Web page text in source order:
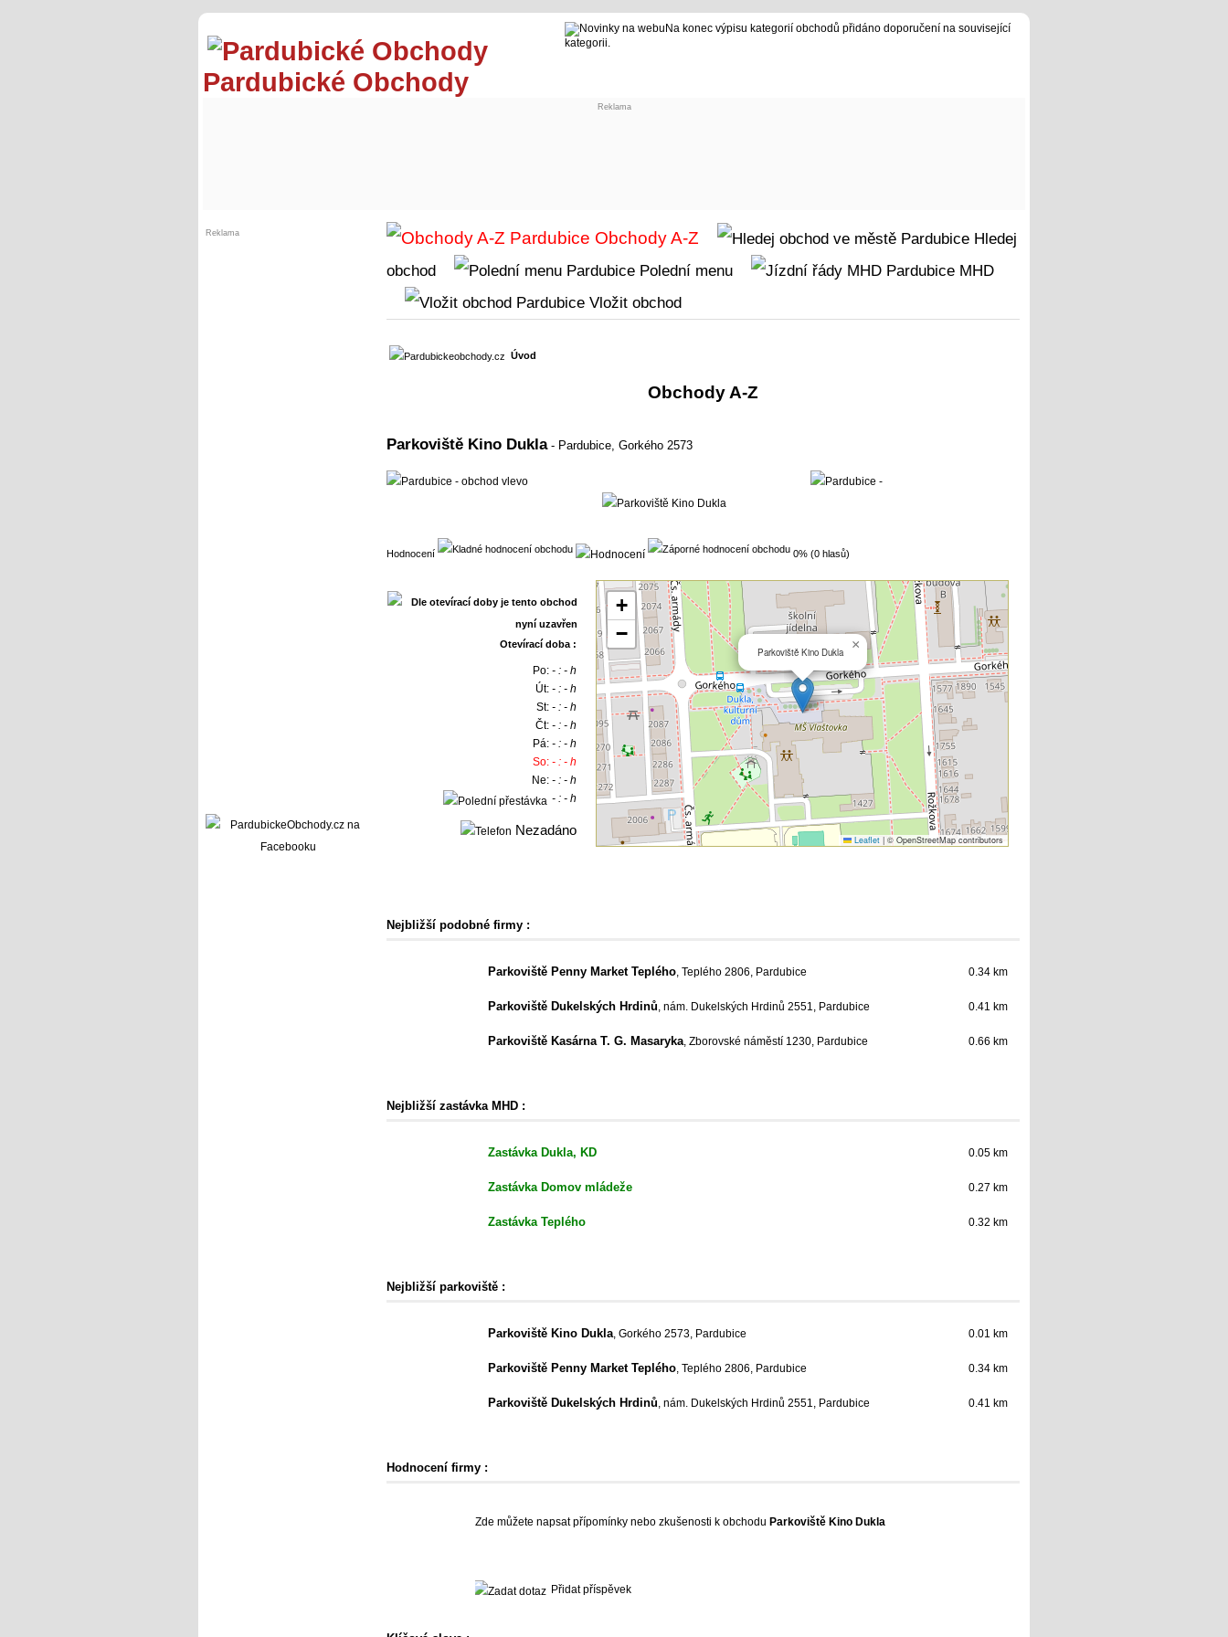
Pardubické Obchody
Na konec výpisu kategorií obchodů přidáno doporučení na související
kategorii.
Reklama
Reklama Obchody A-Z
Hledej
obchod
Polední menu
MHD
Vložit obchod
Úvod
Obchody A-Z
Parkoviště Kino Dukla- Pardubice, Gorkého 2573
Hodnocení 0% (0 hlasů)
Otevírací doba :
Po: - : - h
Út: - : - h
St: - : - h
Čt: - : - h
Pá: - : - h
So: - : - h
Ne: - : - h
- : - h
Nezadáno
Parkoviště Kino Dukla ×
+
−
Leaflet | © OpenStreetMap contributors
Nejbližší podobné firmy :
Parkoviště Penny Market Teplého, Teplého 2806, Pardubice 0.34 km
Parkoviště Dukelských Hrdinů, nám. Dukelských Hrdinů 2551, Pardubice 0.41 km
Parkoviště Kasárna T. G. Masaryka, Zborovské náměstí 1230, Pardubice 0.66 km
Nejbližší zastávka MHD :
Zastávka Dukla, KD 0.05 km
Zastávka Domov mládeže 0.27 km
Zastávka Teplého 0.32 km
Nejbližší parkoviště :
Parkoviště Kino Dukla, Gorkého 2573, Pardubice 0.01 km
Parkoviště Penny Market Teplého, Teplého 2806, Pardubice 0.34 km
Parkoviště Dukelských Hrdinů, nám. Dukelských Hrdinů 2551, Pardubice 0.41 km
Hodnocení firmy :
Zde můžete napsat přípomínky nebo zkušenosti k obchodu Parkoviště Kino Dukla
Přidat příspěvek